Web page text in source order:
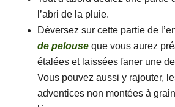
l’abri de la pluie.
Déversez sur cette partie de
de pelouseque vous aurez
étalées et laissées faner une
Vous pouvez aussi y rajouter,
adventices non montées à